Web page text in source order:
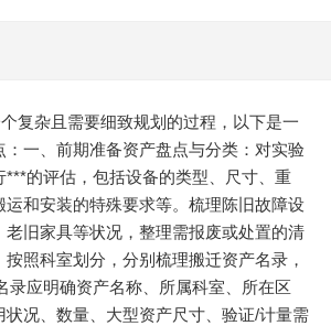
复杂且需要细致规划的过程，以下是一
：一、前期准备资产盘点与分类：对实验
***的评估，包括设备的类型、尺寸、重
运和安装的特殊要求等。梳理陈旧故障设
老旧家具等状况，整理需报废或处置的清
照科室划分，分别梳理搬迁资产名录，
录应明确资产名称、所属科室、所在区
状况、数量、大型资产尺寸、验证/计量需